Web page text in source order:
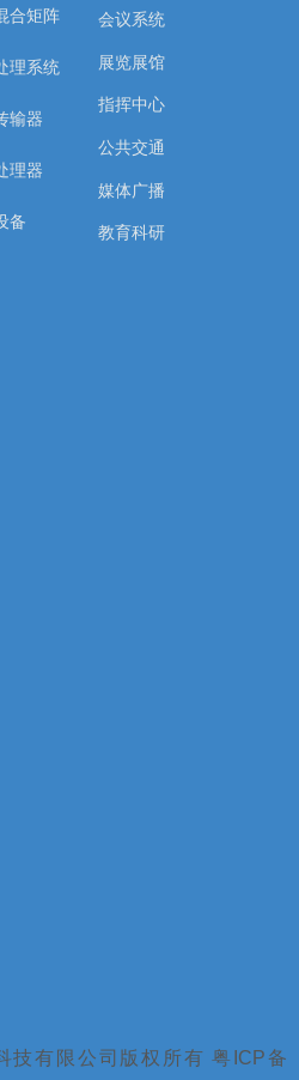
合矩阵
理系统
输器
理器
备
会议系统
展览展馆
指挥中心
公共交通
媒体广播
教育科研
技有限公司版权所有 粤ICP备